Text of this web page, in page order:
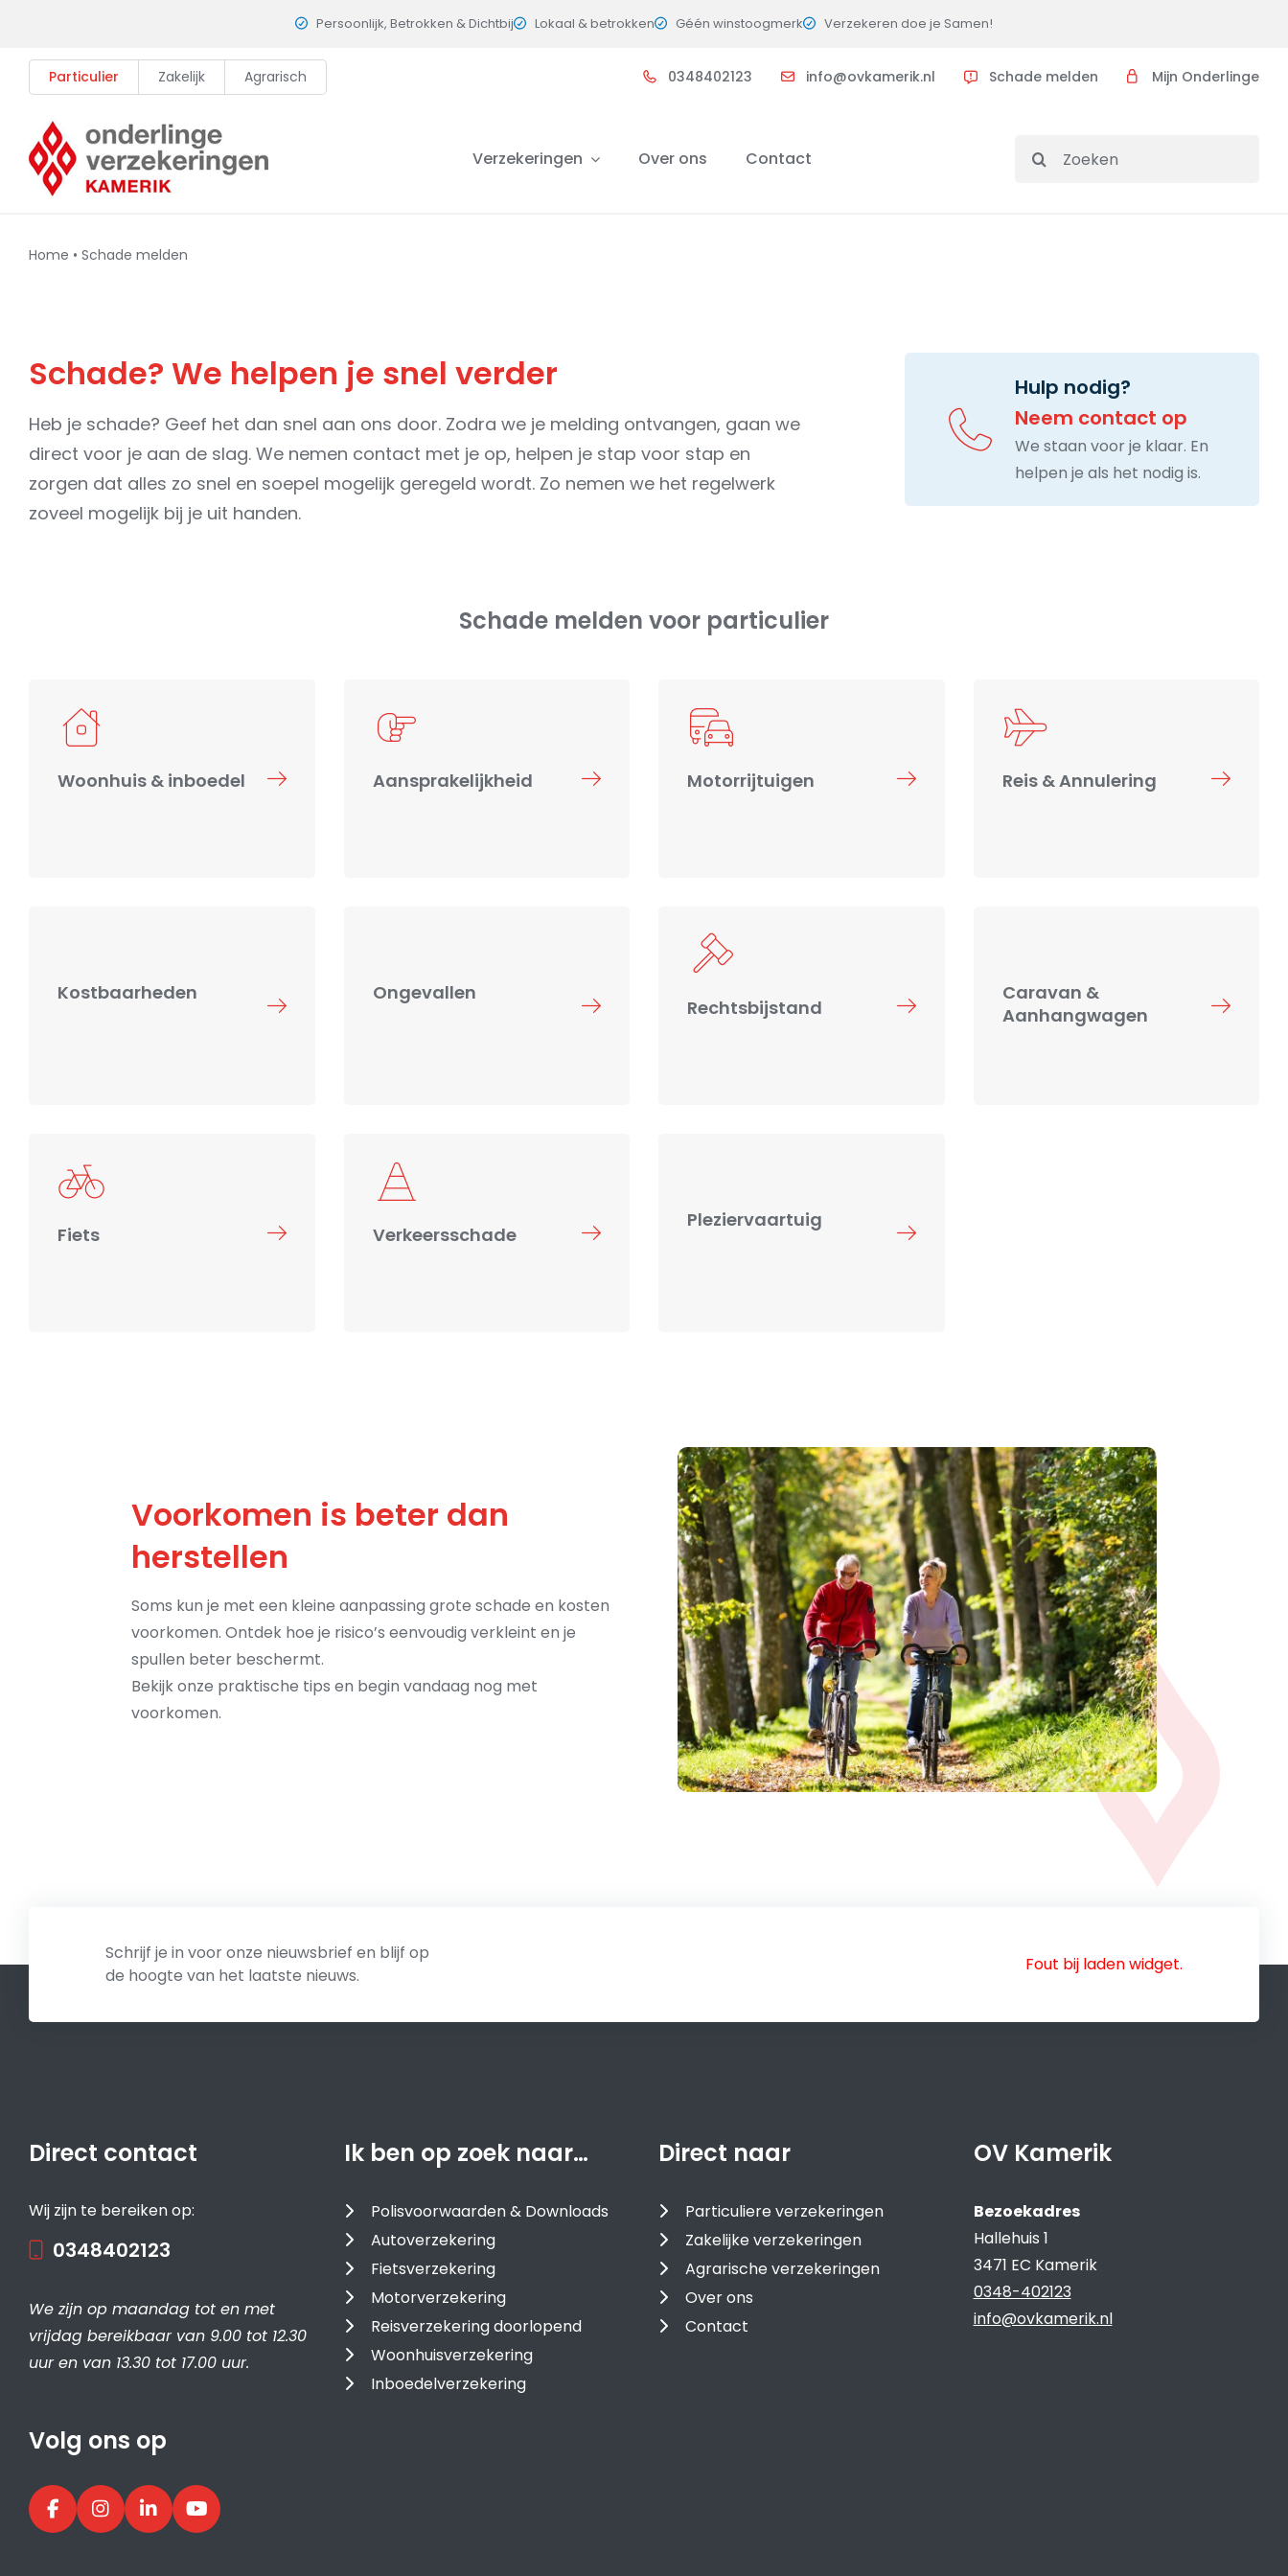
content
Persoonlijk, Betrokken & Dichtbij Lokaal & betrokken Géén winstoogmerk Verzekeren doe je Samen!
Particulier Zakelijk Agrarisch 0348402123 info@ovkamerik.nl Schade melden Mijn Onderlinge
Verzekeringen Over ons Contact
Search
Home • Schade melden
Schade? We helpen je snel verder
Heb je schade? Geef het dan snel aan ons door. Zodra we je melding ontvangen, gaan we
direct voor je aan de slag. We nemen contact met je op, helpen je stap voor stap en
zorgen dat alles zo snel en soepel mogelijk geregeld wordt. Zo nemen we het regelwerk
zoveel mogelijk bij je uit handen.
Hulp nodig?
Neem contact op
We staan voor je klaar. En
helpen je als het nodig is.
Schade melden voor particulier
Woonhuis & inboedel Aansprakelijkheid Motorrijtuigen Reis & Annulering
Kostbaarheden Ongevallen
Rechtsbijstand
Caravan &
Aanhangwagen
Fiets Verkeersschade
Pleziervaartuig
Voorkomen is beter dan
herstellen
Soms kun je met een kleine aanpassing grote schade en kosten
voorkomen. Ontdek hoe je risico’s eenvoudig verkleint en je
spullen beter beschermt.
Bekijk onze praktische tips en begin vandaag nog met
voorkomen.
Schrijf je in voor onze nieuwsbrief en blijf op
de hoogte van het laatste nieuws.
Fout bij laden widget.
Direct contact
Wij zijn te bereiken op:
0348402123
We zijn op maandag tot en met
vrijdag bereikbaar van 9.00 tot 12.30
uur en van 13.30 tot 17.00 uur.
Volg ons op
Ik ben op zoek naar…
Polisvoorwaarden & Downloads
Autoverzekering
Fietsverzekering
Motorverzekering
Reisverzekering doorlopend
Woonhuisverzekering
Inboedelverzekering
Direct naar
Particuliere verzekeringen
Zakelijke verzekeringen
Agrarische verzekeringen
Over ons
Contact
OV Kamerik
Bezoekadres
Hallehuis 1
3471 EC Kamerik
0348-402123
info@ovkamerik.nl